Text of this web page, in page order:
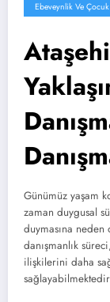
Ebeveynlik Ve
Günümüz yaşam
zaman duygusal
duymasına neden
danışmanlık
ilişkilerini daha